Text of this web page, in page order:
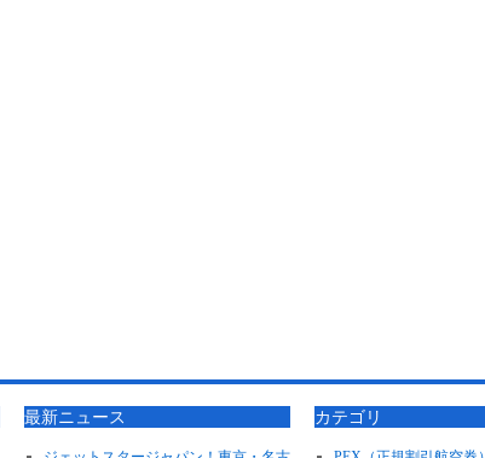
最新ニュース カテゴリ